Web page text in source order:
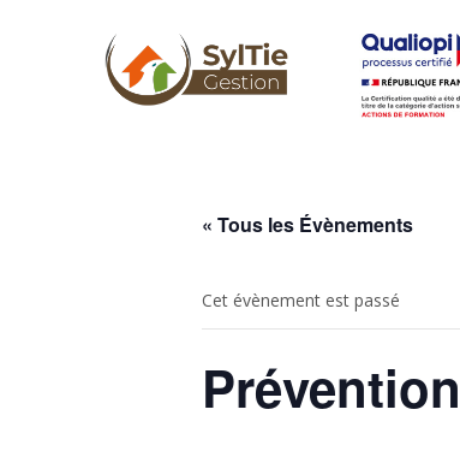
« Tous les Évènements
Cet évènement est passé